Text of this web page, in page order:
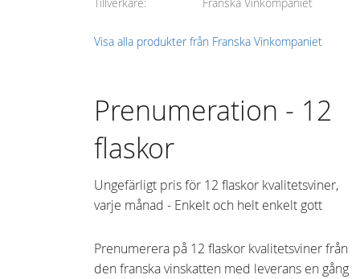
Tillverkare
Franska Vinkompaniet
Visa alla produkter från Franska Vinkompaniet
Prenumeration - 12
flaskor
Ungefärligt pris för 12 flaskor kvalitetsviner,
varje månad - Enkelt och helt enkelt gott
Prenumerera på 12 flaskor kvalitetsviner från
den franska vinskatten med leverans en gång